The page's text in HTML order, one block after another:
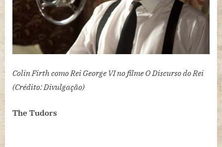
Colin Firth como Rei George VI no filme O Discurso do Rei
(Crédito: Divulgação)
The Tudors